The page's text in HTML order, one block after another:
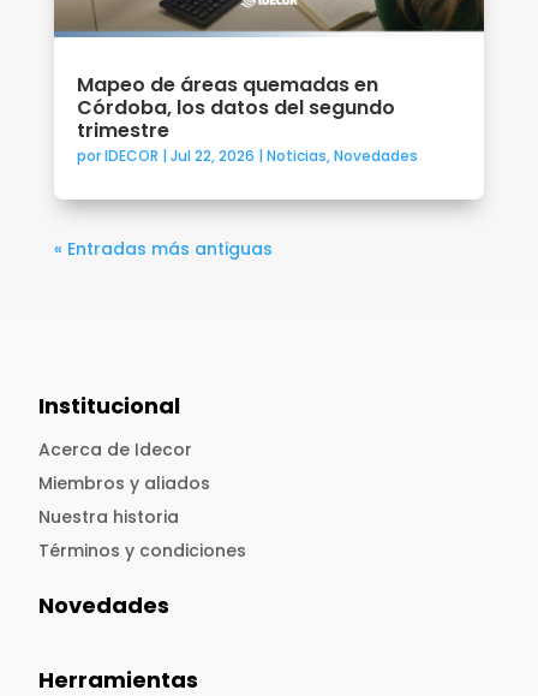
Mapeo de áreas quemadas en
Córdoba, los datos del segundo
trimestre
porIDECOR | Jul 22, 2026 | Noticias,Novedades
« Entradas más antiguas
Institucional
Acerca de Idecor
Miembros y aliados
Nuestra historia
Términos y condiciones
Novedades
Herramientas